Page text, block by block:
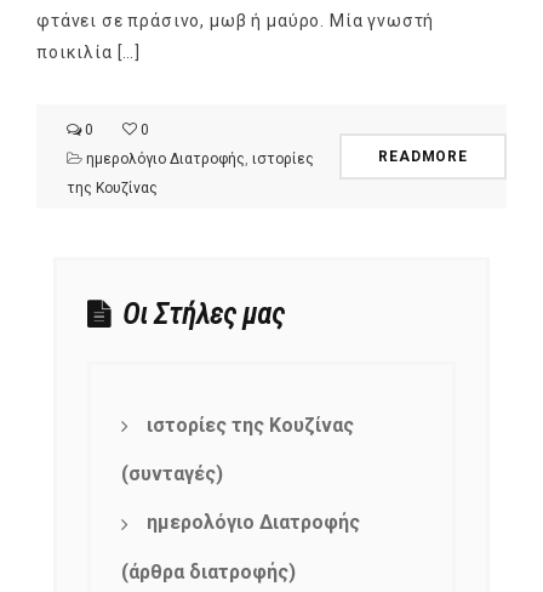
φτάνει σε πράσινο, μωβ ή μαύρο. Μία γνωστή
ποικιλία […]
0
0
ημερολόγιο Διατροφής ιστορίες
της Κουζίνας
READMORE
Οι Στήλες μας
ιστορίες της Κουζίνας
(συνταγές)
ημερολόγιο Διατροφής
(άρθρα διατροφής)